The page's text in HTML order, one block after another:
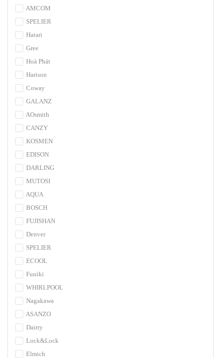
AMCOM
SPELIER
Hatari
Gree
Hoà Phát
Harison
Coway
GALANZ
AOsmith
CANZY
KOSMEN
EDISON
DARLING
MUTOSI
AQUA
BOSCH
FUJISHAN
Denver
SPELIER
ECOOL
Funiki
WHIRLPOOL
Nagakawa
ASANZO
Dairry
Lock&Lock
Elmich